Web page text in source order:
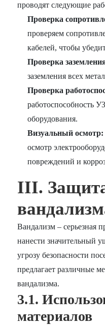
проводят следующие
Проверка
проверяем
кабелей, чтобы
Проверка
заземления всех
Проверка
работоспособность
оборудования.
Визуальный осмотр:
осмотр
повреждений и
III.
Вандализм – серьезная
нанести значительный
угрозу безопасности
предлагает различные
вандализма.
3.1.
материалов